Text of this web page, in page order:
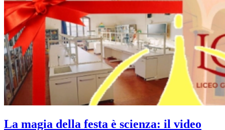
La magia della festa è scienza: il video